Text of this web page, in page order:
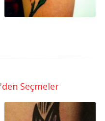
'den Seçmeler